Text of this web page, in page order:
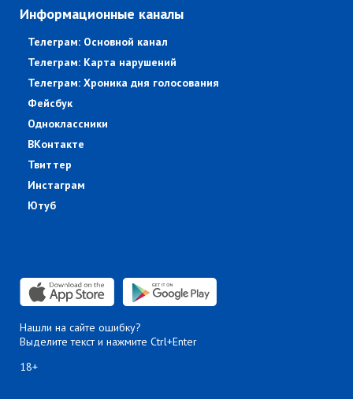
Информационные каналы
Телеграм: Основной канал
Телеграм: Карта нарушений
Телеграм: Хроника дня голосования
Фейсбук
Одноклассники
ВКонтакте
Твиттер
Инстаграм
Ютуб
Нашли на сайте ошибку?
Выделите текст и нажмите Ctrl+Enter
18+